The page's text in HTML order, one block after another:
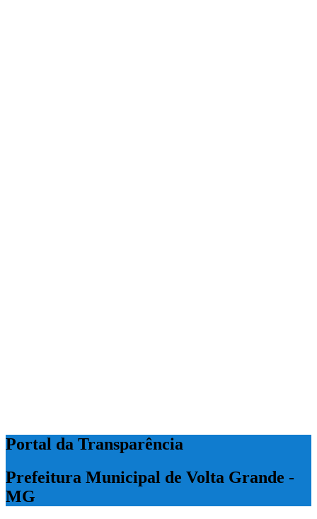
Portal da Transparência
Prefeitura Municipal de Volta Grande -
MG